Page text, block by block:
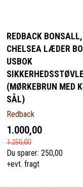
REDBACK BONSALL,
CHELSEA LÆDER
USBOK
SIKKERHEDSSTØVLE
(MØRKEBRUN MED
SÅL)
Redback
1.000,00
1.250,00
Du sparer: 250,00
+evt. fragt